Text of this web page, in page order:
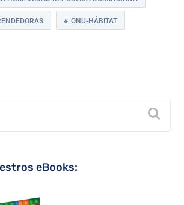
ONU-HÁBITAT
eBooks: